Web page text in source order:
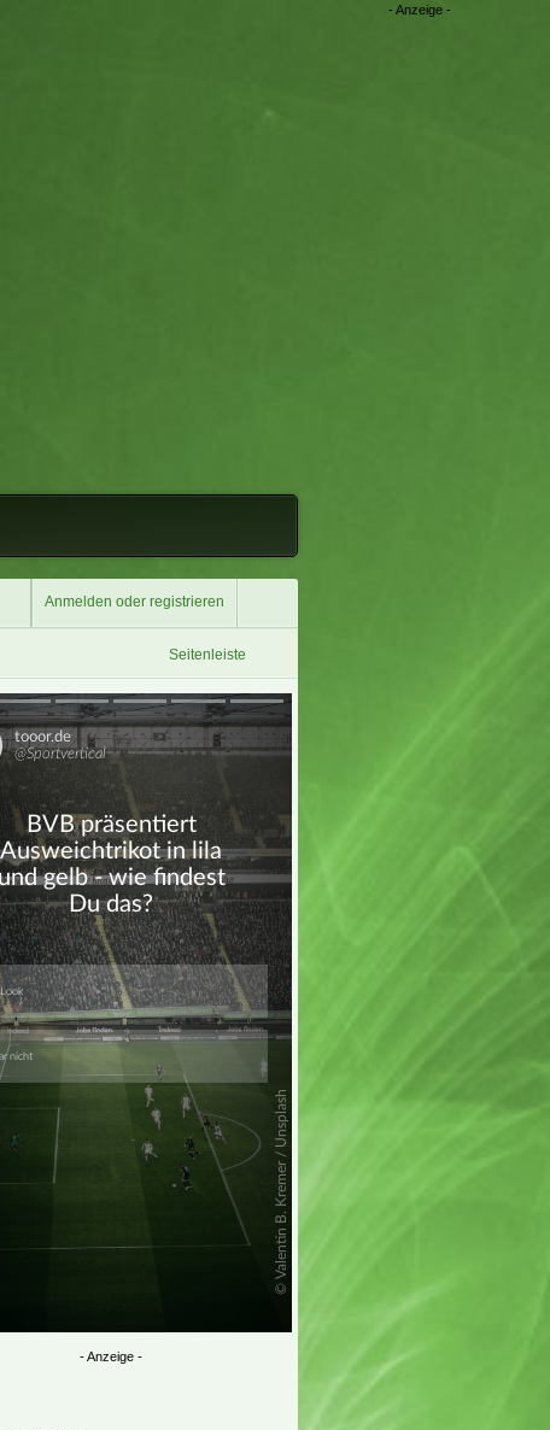
Anmelden oder registrieren
Seitenleiste
Überspringen